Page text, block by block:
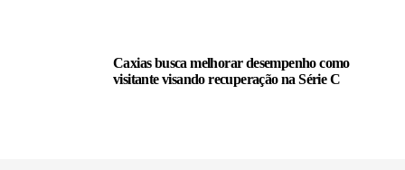
Caxias busca melhorar desempenho como
visitante visando recuperação na Série C